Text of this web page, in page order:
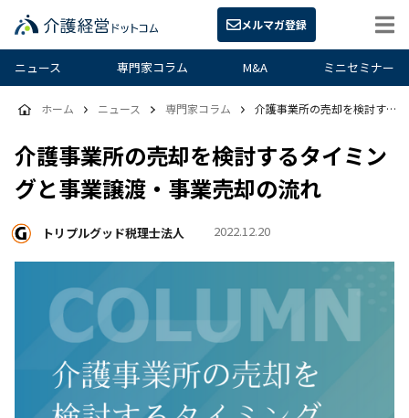
メルマガ登録
ニュース 専門家コラム M&A ミニセミナー
介護事業所の売却を検討するタイミン
グと事業譲渡・事業売却の流れ
トリプルグッド税理士法人 2022.12.20
ホーム ニュース 専門家コラム 介護事業所の売却を検討するタイミングと事業譲渡・事業売却の流れ